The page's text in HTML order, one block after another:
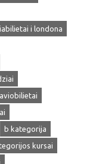
i londona
aviobilietai
b kategorija
kursai